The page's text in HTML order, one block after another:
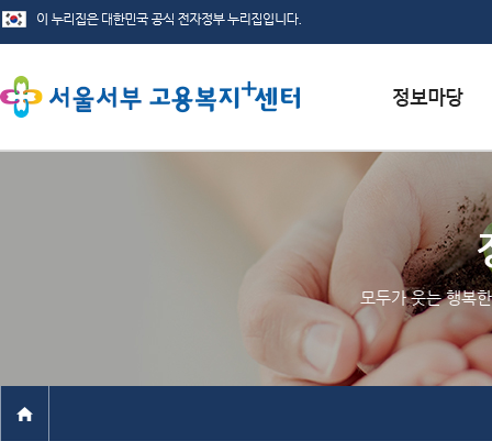
채용정보
인재정보
관련사이트
모두가 웃는 행복